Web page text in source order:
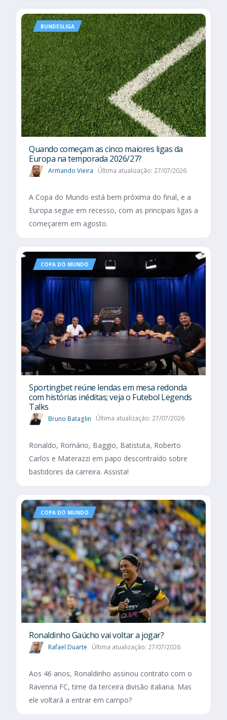
BUNDESLIGA
Quando começam as cinco maiores ligas da
Europa na temporada 2026/27?
Armando Vieira Última atualização: 27/07/2026
A Copa do Mundo está bem próxima do final, e a
Europa segue em recesso, com as principais ligas a
começarem em agosto.
COPA DO MUNDO
Sportingbet reúne lendas em mesa redonda
com histórias inéditas; veja o Futebol Legends
Talks
Bruno Bataglin Última atualização: 27/07/2026
Ronaldo, Romário, Baggio, Batistuta, Roberto
Carlos e Materazzi em papo descontraído sobre
bastidores da carreira. Assista!
COPA DO MUNDO
Ronaldinho Gaúcho vai voltar a jogar?
Rafael Duarte Última atualização: 27/07/2026
Aos 46 anos, Ronaldinho assinou contrato com o
Ravenna FC, time da terceira divisão italiana. Mas
ele voltará a entrar em campo?